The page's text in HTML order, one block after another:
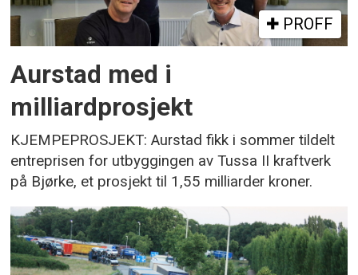
PROFF
Aurstad med i
milliardprosjekt
KJEMPEPROSJEKT: Aurstad fikk i sommer tildelt
entreprisen for utbyggingen av Tussa II kraftverk
på Bjørke, et prosjekt til 1,55 milliarder kroner.